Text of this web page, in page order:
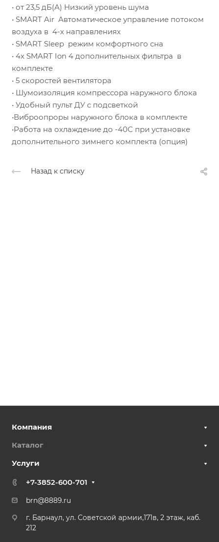
• от 23,5 дБ(А) Низкий уровень шума
• SMART Air Автоматическое управление потоком
воздуха в 4-х направлениях
• SMART Sleep режим комфортного сна
• 4х SMART Ion 4 дополнительных фильтра в
комплекте
• 5 скоростей вентилятора
• Шумоизоляция компрессора наружного блока
• Удобный пульт ДУ с подсветкой
•Виброопроры наружного блока в комплекте
•Работа на охлаждение до -40С при установке
дополнительного зимнего комплекта (опция)
Назад к списку
Компания
Каталог
Услуги
+7-3852-600-701
brn@8889.ru
г. Барнаул, ул. Советской армии,171в, 2 этаж, каб.
212